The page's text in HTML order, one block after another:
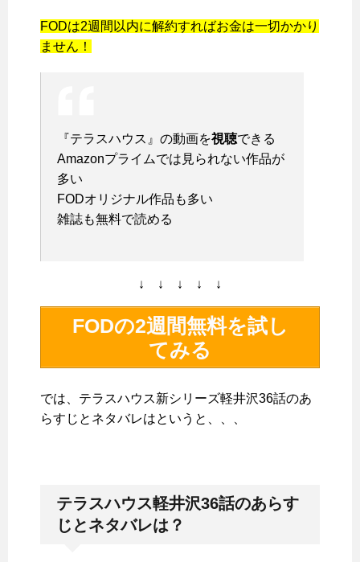
FODは2週間以内に解約すればお金は一切かかり
ません！
『テラスハウス』の動画を視聴できる
Amazonプライムでは見られない作品が
多い
FODオリジナル作品も多い
雑誌も無料で読める
↓ ↓ ↓ ↓ ↓
FODの2週間無料を試し
てみる
では、テラスハウス新シリーズ軽井沢36話のあ
らすじとネタバレはというと、、、
テラスハウス軽井沢36話のあらす
じとネタバレは？